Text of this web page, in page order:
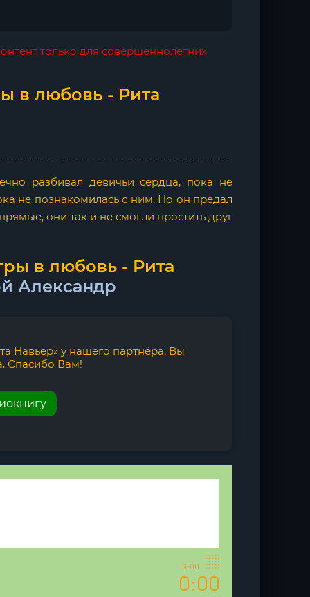
только для совершеннолетних
в любовь - Рита
разбивал девичьи сердца, пока не
не познакомилась с ним. Но он предал
они так и не смогли простить друг
в любовь - Рита
Александр
Навьер» у нашего партнёра, Вы
Спасибо Вам!
0:00
0:00